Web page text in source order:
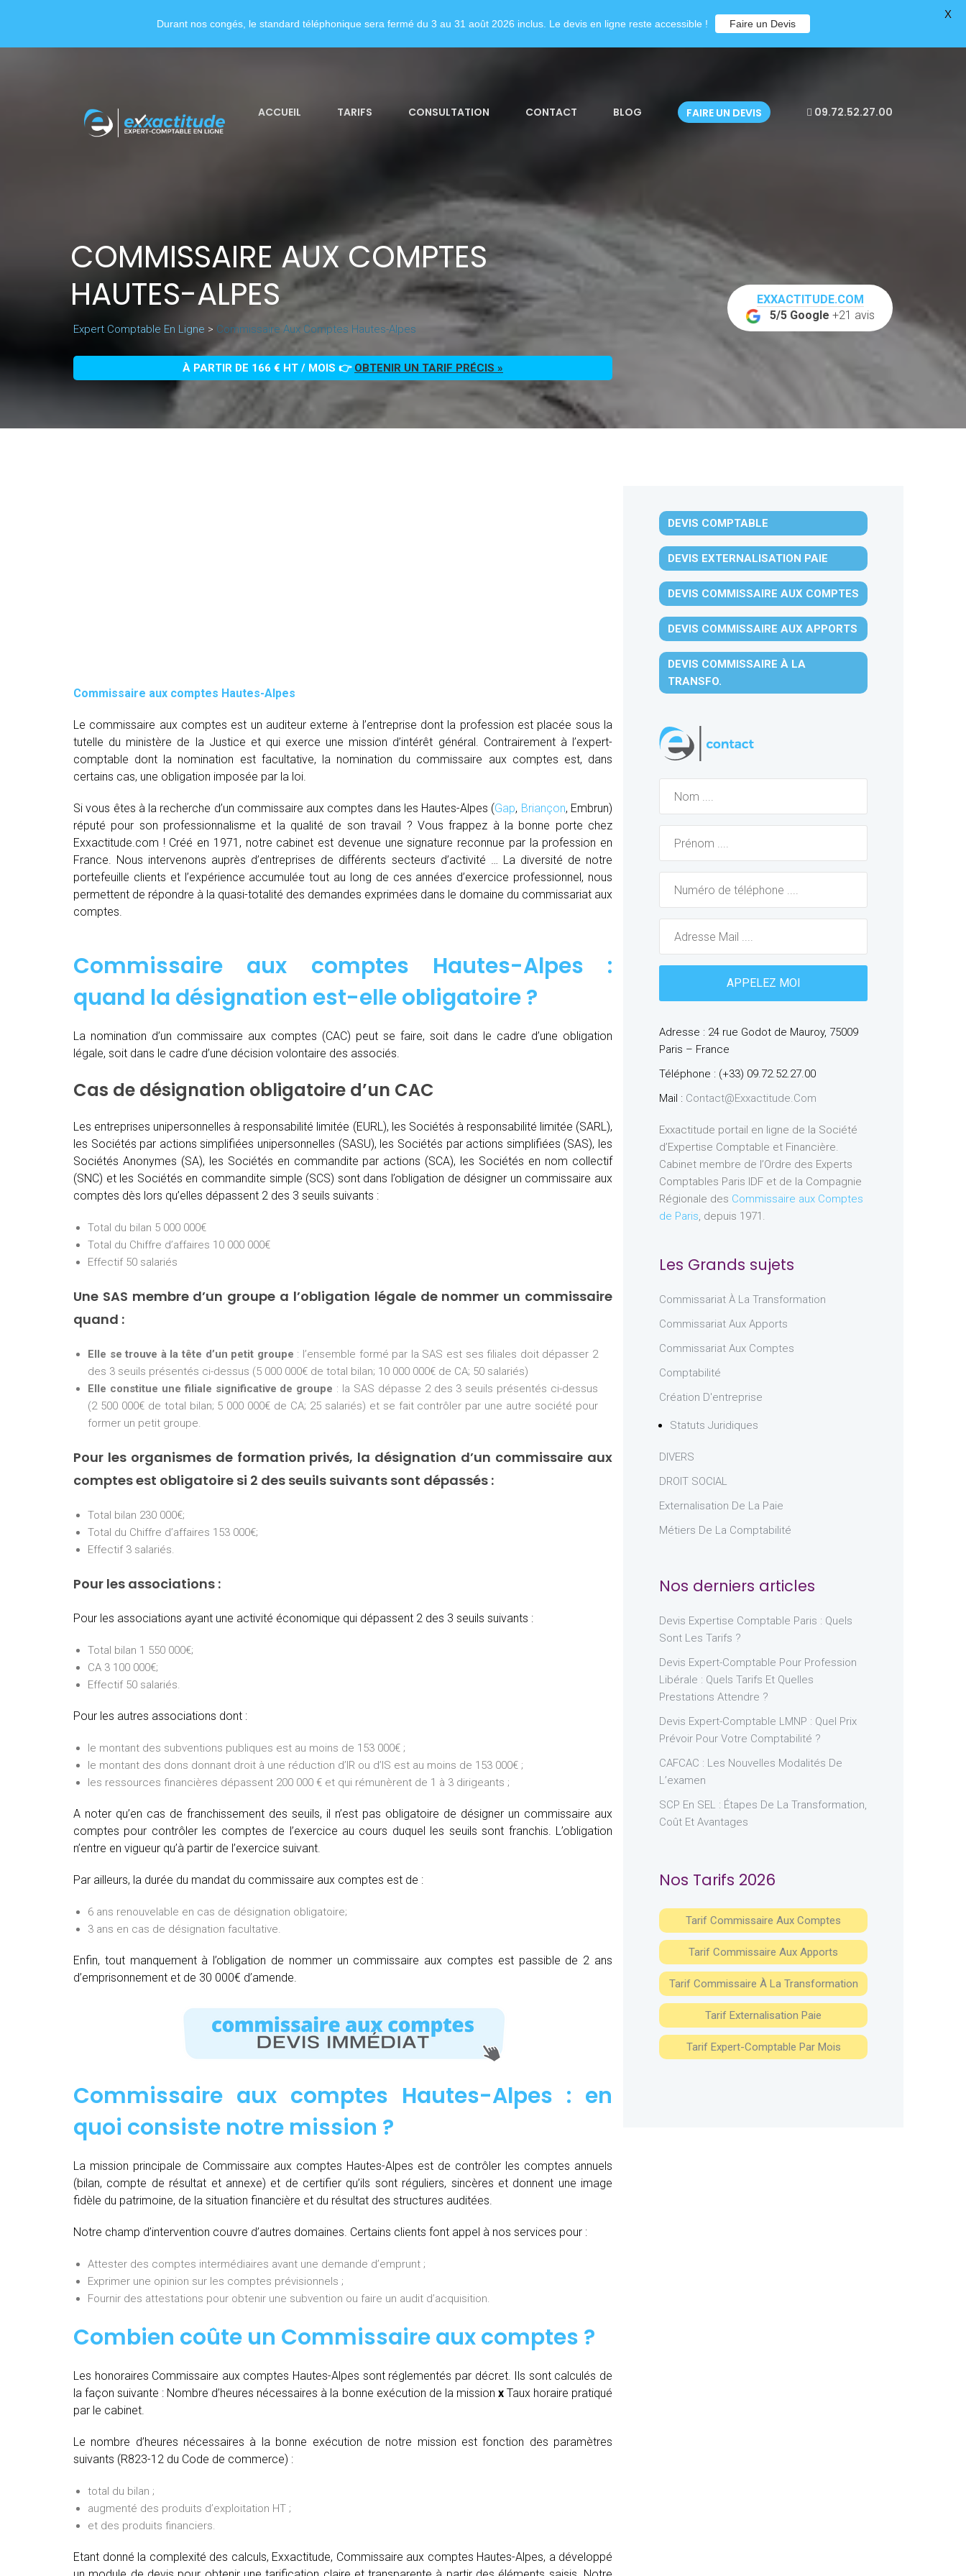
ACCUEIL TARIFS CONSULTATION CONTACT BLOG FAIRE UN DEVIS 09.72.52.27.00
COMMISSAIRE AUX COMPTES
HAUTES-ALPES
Expert Comptable En Ligne > Commissaire Aux Comptes Hautes-Alpes
À PARTIR DE 166 € HT / MOIS 👉 OBTENIR UN TARIF PRÉCIS »
EXXACTITUDE.COM
5/5 Google +21 avis
Commissaire aux comptes Hautes-Alpes
Le commissaire aux comptes est un auditeur externe à l’entreprise dont la profession est placée sous la
tutelle du ministère de la Justice et qui exerce une mission d’intérêt général. Contrairement à l’expert-
comptable dont la nomination est facultative, la nomination du commissaire aux comptes est, dans
certains cas, une obligation imposée par la loi.
Si vous êtes à la recherche d’un commissaire aux comptes dans les Hautes-Alpes (Gap, Briançon, Embrun)
réputé pour son professionnalisme et la qualité de son travail ? Vous frappez à la bonne porte chez
Exxactitude.com ! Créé en 1971, notre cabinet est devenue une signature reconnue par la profession en
France. Nous intervenons auprès d’entreprises de différents secteurs d’activité … La diversité de notre
portefeuille clients et l’expérience accumulée tout au long de ces années d’exercice professionnel, nous
permettent de répondre à la quasi-totalité des demandes exprimées dans le domaine du commissariat aux
comptes.
Commissaire aux comptes Hautes-Alpes :
quand la désignation est-elle obligatoire ?
La nomination d’un commissaire aux comptes (CAC) peut se faire, soit dans le cadre d’une obligation
légale, soit dans le cadre d’une décision volontaire des associés.
Cas de désignation obligatoire d’un CAC
Les entreprises unipersonnelles à responsabilité limitée (EURL), les Sociétés à responsabilité limitée (SARL),
les Sociétés par actions simplifiées unipersonnelles (SASU), les Sociétés par actions simplifiées (SAS), les
Sociétés Anonymes (SA), les Sociétés en commandite par actions (SCA), les Sociétés en nom collectif
(SNC) et les Sociétés en commandite simple (SCS) sont dans l’obligation de désigner un commissaire aux
comptes dès lors qu’elles dépassent 2 des 3 seuils suivants :
Total du bilan 5 000 000€
Total du Chiffre d’affaires 10 000 000€
Effectif 50 salariés
Une SAS membre d’un groupe a l’obligation légale de nommer un commissaire
quand :
Elle se trouve à la tête d’un petit groupe : l’ensemble formé par la SAS est ses filiales doit dépasser 2
des 3 seuils présentés ci-dessus (5 000 000€ de total bilan; 10 000 000€ de CA; 50 salariés)
Elle constitue une filiale significative de groupe : la SAS dépasse 2 des 3 seuils présentés ci-dessus
(2 500 000€ de total bilan; 5 000 000€ de CA; 25 salariés) et se fait contrôler par une autre société pour
former un petit groupe.
Pour les organismes de formation privés, la désignation d’un commissaire aux
comptes est obligatoire si 2 des seuils suivants sont dépassés :
Total bilan 230 000€;
Total du Chiffre d’affaires 153 000€;
Effectif 3 salariés.
Pour les associations :
Pour les associations ayant une activité économique qui dépassent 2 des 3 seuils suivants :
Total bilan 1 550 000€;
CA 3 100 000€;
Effectif 50 salariés.
Pour les autres associations dont :
le montant des subventions publiques est au moins de 153 000€ ;
le montant des dons donnant droit à une réduction d’IR ou d’IS est au moins de 153 000€ ;
les ressources financières dépassent 200 000 € et qui rémunèrent de 1 à 3 dirigeants ;
A noter qu’en cas de franchissement des seuils, il n’est pas obligatoire de désigner un commissaire aux
comptes pour contrôler les comptes de l’exercice au cours duquel les seuils sont franchis. L’obligation
n’entre en vigueur qu’à partir de l’exercice suivant.
Par ailleurs, la durée du mandat du commissaire aux comptes est de :
6 ans renouvelable en cas de désignation obligatoire;
3 ans en cas de désignation facultative.
Enfin, tout manquement à l’obligation de nommer un commissaire aux comptes est passible de 2 ans
d’emprisonnement et de 30 000€ d’amende.
Commissaire aux comptes Hautes-Alpes : en
quoi consiste notre mission ?
La mission principale de Commissaire aux comptes Hautes-Alpes est de contrôler les comptes annuels
(bilan, compte de résultat et annexe) et de certifier qu’ils sont réguliers, sincères et donnent une image
fidèle du patrimoine, de la situation financière et du résultat des structures auditées.
Notre champ d’intervention couvre d’autres domaines. Certains clients font appel à nos services pour :
Attester des comptes intermédiaires avant une demande d’emprunt ;
Exprimer une opinion sur les comptes prévisionnels ;
Fournir des attestations pour obtenir une subvention ou faire un audit d’acquisition.
Combien coûte un Commissaire aux comptes ?
Les honoraires Commissaire aux comptes Hautes-Alpes sont réglementés par décret. Ils sont calculés de
la façon suivante : Nombre d’heures nécessaires à la bonne exécution de la mission xTaux horaire pratiqué
par le cabinet.
Le nombre d’heures nécessaires à la bonne exécution de notre mission est fonction des paramètres
suivants (R823-12 du Code de commerce) :
total du bilan ;
augmenté des produits d’exploitation HT ;
et des produits financiers.
Etant donné la complexité des calculs, Exxactitude, Commissaire aux comptes Hautes-Alpes, a développé
DEVIS COMPTABLE
DEVIS EXTERNALISATION PAIE
DEVIS COMMISSAIRE AUX COMPTES
DEVIS COMMISSAIRE AUX APPORTS
DEVIS COMMISSAIRE À LA
TRANSFO.
Adresse : 24 rue Godot de Mauroy, 75009
Paris – France
Téléphone : (+33) 09.72.52.27.00
Mail : Contact@exxactitude.com
Exxactitude portail en ligne de la Société
d’Expertise Comptable et Financière.
Cabinet membre de l’Ordre des Experts
Comptables Paris IDF et de la Compagnie
Régionale des Commissaire aux Comptes
de Paris, depuis 1971.
Les Grands sujets
Commissariat À La Transformation
Commissariat Aux Apports
Commissariat Aux Comptes
Comptabilité
Création D'entreprise
Statuts Juridiques
DIVERS
DROIT SOCIAL
Externalisation De La Paie
Métiers De La Comptabilité
Nos derniers articles
Devis Expertise Comptable Paris : Quels
Sont Les Tarifs ?
Devis Expert-Comptable Pour Profession
Libérale : Quels Tarifs Et Quelles
Prestations Attendre ?
Devis Expert-Comptable LMNP : Quel Prix
Prévoir Pour Votre Comptabilité ?
CAFCAC : Les Nouvelles Modalités De
L’examen
SCP En SEL : Étapes De La Transformation,
Coût Et Avantages
Nos Tarifs 2026
Tarif Commissaire Aux Comptes
Tarif Commissaire Aux Apports
Tarif Commissaire À La Transformation
Tarif Externalisation Paie
Tarif Expert-Comptable Par Mois
Durant nos congés, le standard téléphonique sera fermé du 3 au 31 août 2026 inclus. Le devis en ligne reste accessible ! Faire un Devis
X